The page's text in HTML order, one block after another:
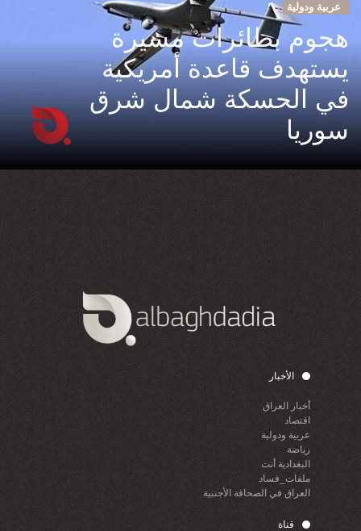
عربية ودولية
هجوم بطائرات مسيرة
يستهدف قاعدة أمريكية
في الحسكة شمال شرق
سوريا
الأخبار
أخبار العراق
اقتصاد
عربية ودولية
رياضة
البغدادية أنت
ملفات_فساد
العراق في الصحافة الأجنبية
قناة